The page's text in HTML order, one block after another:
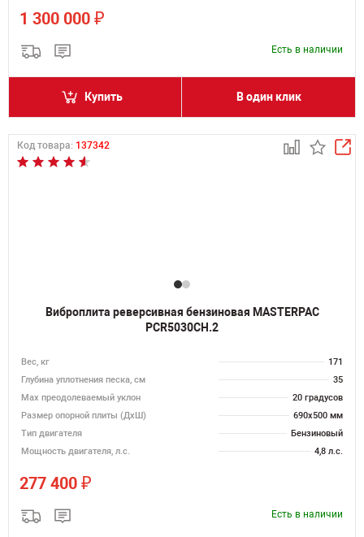
1 300 000 ₽
Есть в наличии
Купить В один клик
Код товара: 137342
Виброплита реверсивная бензиновая MASTERPAC
PCR5030CH.2
Вес, кг
171
Глубина уплотнения песка, см
35
Max преодолеваемый уклон
20 градусов
Размер опорной плиты (ДхШ)
690х500 мм
Тип двигателя
Бензиновый
Мощность двигателя, л.с.
4,8 л.с.
277 400 ₽
Есть в наличии